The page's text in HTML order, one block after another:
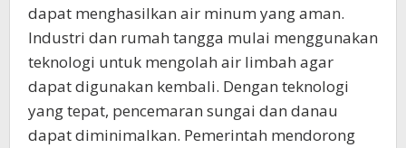
dapat menghasilkan air minum yang aman.
Industri dan rumah tangga mulai menggunakan
teknologi untuk mengolah air limbah agar
dapat digunakan kembali. Dengan teknologi
yang tepat, pencemaran sungai dan danau
dapat diminimalkan. Pemerintah mendorong